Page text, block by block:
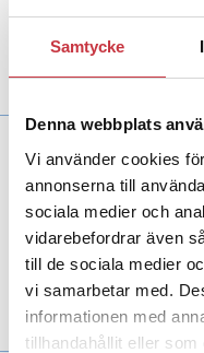
Samtycke
Denna webbplats
Vi använder cookies
annonserna till
sociala medier och
vidarebefordrar även
till de sociala medier
vi samarbetar med.
informationen med
tillhandahållit eller
som
13
brott.